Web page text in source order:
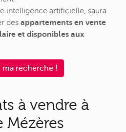
intelligence artificielle, saura
des appartements en vente
et disponibles aux
ma recherche !
à vendre à
Mézères